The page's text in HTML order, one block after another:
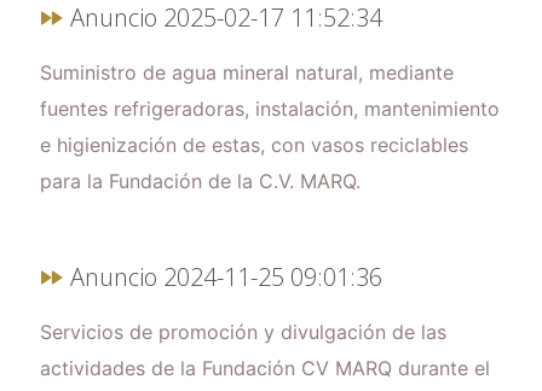
Anuncio 2025-02-17 11:52:34
Suministro de agua mineral natural, mediante
fuentes refrigeradoras, instalación, mantenimiento
e higienización de estas, con vasos reciclables
para la Fundación de la C.V. MARQ.
Anuncio 2024-11-25 09:01:36
Servicios de promoción y divulgación de las
actividades de la Fundación CV MARQ durante el